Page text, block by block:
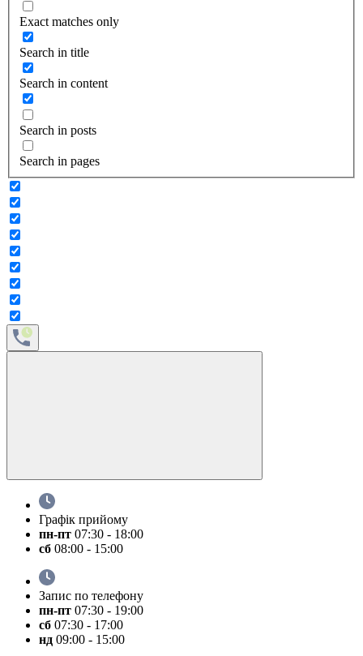
Exact matches only
Search in title
Search in content
Search in posts
Search in pages
Графік прийому
пн-пт 07:30 - 18:00
сб 08:00 - 15:00
Запис по телефону
пн-пт 07:30 - 19:00
сб 07:30 - 17:00
нд 09:00 - 15:00